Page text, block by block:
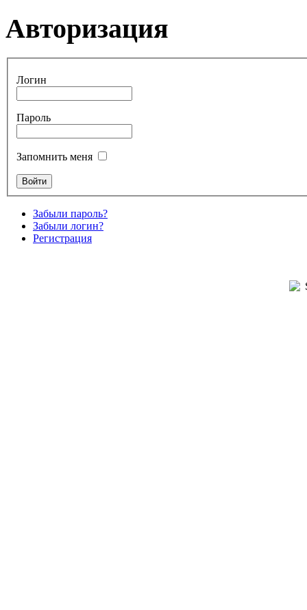
Авторизация
Логин
Пароль
Запомнить меня
Забыли пароль?
Забыли логин?
Регистрация